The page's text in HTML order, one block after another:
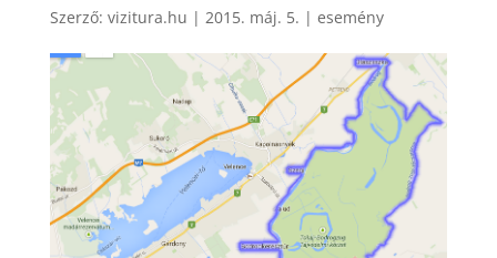
Szerző: vizitura.hu | 2015. máj. 5. | esemény